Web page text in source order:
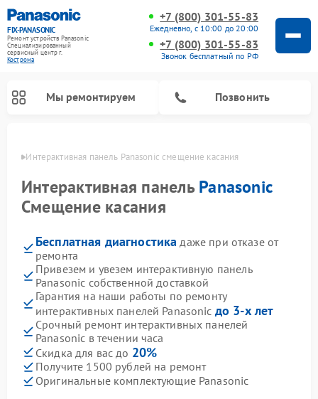
FIX-PANASONIC
Ремонт устройств Panasonic
Специализированный
cервисный центр г.
Кострома
+7 (800) 301-55-83
Ежедневно, с 10:00 до 20:00
+7 (800) 301-55-83
Звонок бесплатный по РФ
Мы ремонтируем Позвонить
Интерактивная панель Panasonic смещение касания
Интерактивная панельPanasonic
Смещение касания
Бесплатная диагностика даже при отказе от
ремонта
Привезем и увезем интерактивную панель
Panasonic собственной доставкой
Гарантия на наши работы по ремонту
интерактивных панелей Panasonic до 3-х лет
Срочный ремонт интерактивных панелей
Panasonic в течении часа
Скидка для вас до 20%
Получите 1500 рублей на ремонт
Оригинальные комплектующие Panasonic